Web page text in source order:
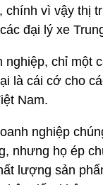
chính vì vậy thị
đại lý xe
nghiệp, chỉ một
là cái cớ cho
Nam.
nghiệp
nhưng họ ép
lượng sản